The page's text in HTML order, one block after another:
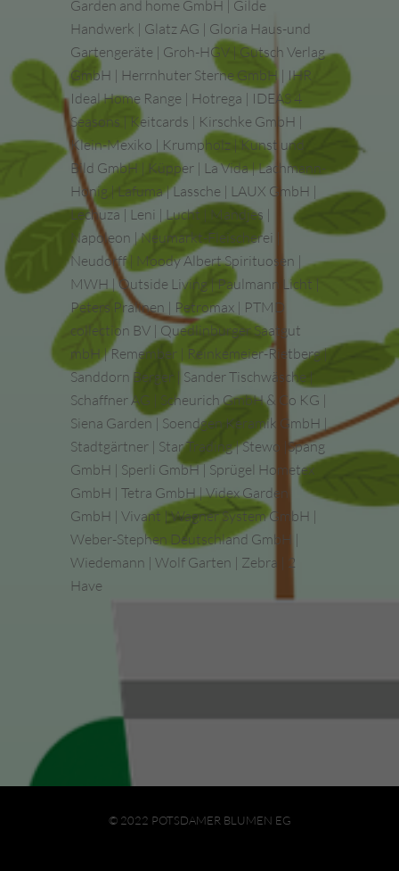
Garden and home GmbH | Gilde
Handwerk | Glatz AG | Gloria Haus-und
Gartengeräte | Groh-HGV | Gutsch Verlag
GmbH | Herrnhuter Sterne GmbH | IHR
Ideal Home Range | Hotrega | IDEAS 4
Seasons | Keitcards | Kirschke GmbH |
Klein-Mexiko | Krumpholz | Kunst und
Bild GmbH | Küpper | La Vida | Lachmann-
Honig | Lafuma | Lassche | LAUX GmbH |
Lechuza | Leni | Lucht | Mandjes |
Napoleon | Neumarkt-Fleischerei |
Neudorff | Moody Albert Spirituosen |
MWH | Outside Living | Paulmann Licht |
Peters Pralinen | Petromax | PTMD
collection BV | Quedlinburger Saatgut
mbH | Remember | Reinkemeier-Rietberg |
Sanddorn Berger | Sander Tischwäsche |
Schaffner AG | Scheurich GmbH & Co KG |
Siena Garden | Soendgen Keramik GmbH |
Stadtgärtner | Star Trading | Stewo |Spang
GmbH | Sperli GmbH | Sprügel Hometex
GmbH | Tetra GmbH | Videx Garden
GmbH | Vivant | Wagner System GmbH |
Weber-Stephen Deutschland GmbH |
Wiedemann | Wolf Garten | Zebra | 2
Have
© 2022 POTSDAMER BLUMEN EG